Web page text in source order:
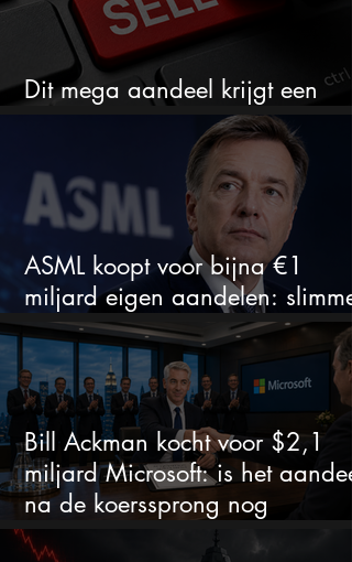
Dit mega aandeel krijgt een
zeldzaam verkoopadvies
ASML koopt voor bijna €1
miljard eigen aandelen: slimme
zet of dure timing?
Bill Ackman kocht voor $2,1
miljard Microsoft: is het aandeel
na de koerssprong nog
aantrekkelijk?